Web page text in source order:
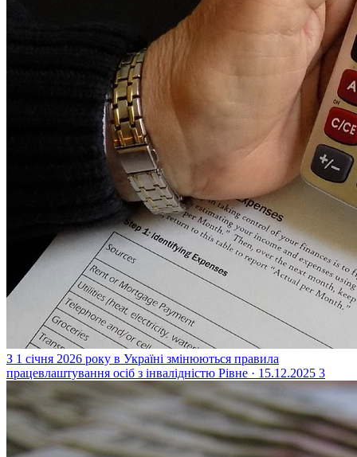
З 1 січня 2026 року в Україні змінюються правила
працевлаштування осіб з інвалідністю Рівне · 15.12.2025 3